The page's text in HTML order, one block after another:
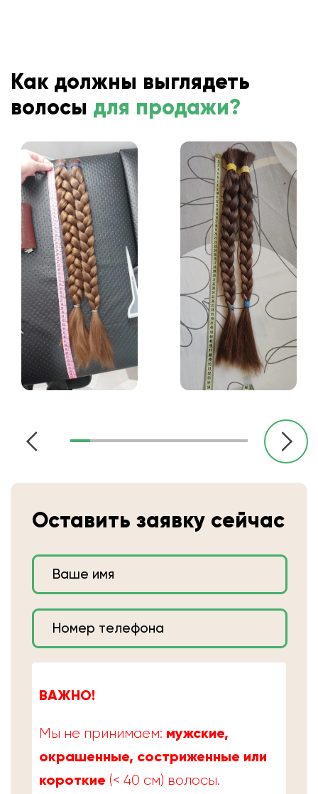
Как должны выглядеть
волосы для продажи?
Оставить заявку сейчас
ВАЖНО!
Мы не принимаем: мужские,
окрашенные, состриженные или
короткие (< 40 см) волосы.